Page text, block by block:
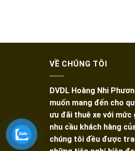
VỀ CHÚNG TÔI
DVDL Hoàng Nhi
muốn mang đến cho
ưu đãi thuê xe với
nhu cầu khách hàng
chúng tôi đều được